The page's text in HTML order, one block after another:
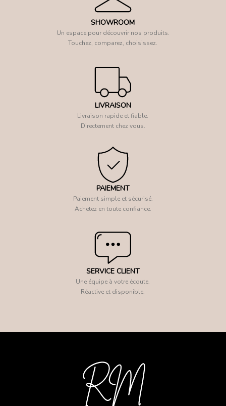
SHOWROOM
Un espace pour découvrir nos produits.
Touchez, comparez, choisissez.
LIVRAISON
Livraison rapide et fiable.
Directement chez vous.
PAIEMENT
Paiement simple et sécurisé.
Achetez en toute confiance.
SERVICE CLIENT
Une équipe à votre écoute.
Réactive et disponible.